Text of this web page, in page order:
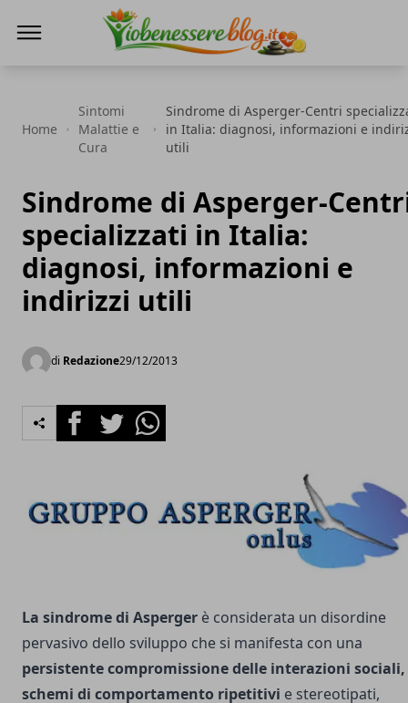
Home
Sintomi
Malattie e
Cura
Sindrome di Asperger-Centri
in Italia: diagnosi, informazioni e
utili
Sindrome di Asperger-
specializzati in Italia:
diagnosi, informazioni e
indirizzi utili
di Redazione29/12/2013
FacebookTwitterWhatsapp
La sindrome di Asperger è considerata un disordine
pervasivo dello sviluppo che si manifesta con una
persistente compromissione delle interazioni sociali,
schemi di comportamento ripetitivi e stereotipati,